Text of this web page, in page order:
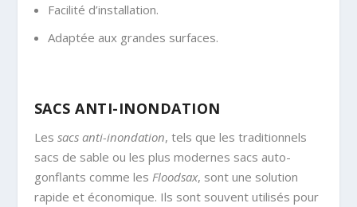
Facilité d’installation.
Adaptée aux grandes surfaces.
SACS ANTI-INONDATION
Les sacs anti-inondation, tels que les traditionnels
sacs de sable ou les plus modernes sacs auto-
gonflants comme les Floodsax, sont une solution
rapide et économique. Ils sont souvent utilisés pour